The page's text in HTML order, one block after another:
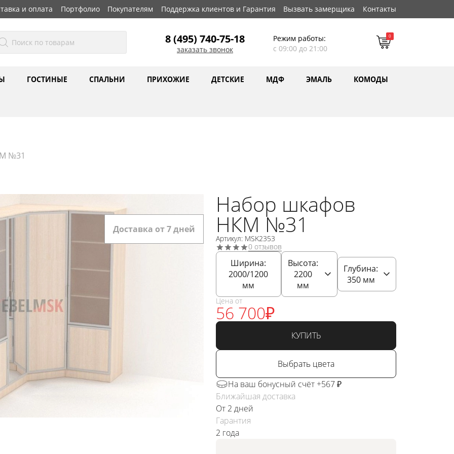
и оплата Портфолио Покупателям Поддержка клиентов и Гарантия Вызвать замерщика Контакты
8 (495) 740-75-18
заказать звонок
Режим работы:
с 09:00 до 21:00
0
ГОСТИНЫЕ СПАЛЬНИ ПРИХОЖИЕ ДЕТСКИЕ МДФ ЭМАЛЬ КОМОДЫ
№31
Доставка от 7 дней
Набор шкафов
НКМ №31
Артикул: MSK2353
0 отзывов
Ширина:
2000/1200
мм
Высота:
2200
мм
Глубина:
350мм
Цена от
56 700₽
КУПИТЬ
Выбрать цвета
На ваш бонусный счёт +567 ₽
Ближайшая доставка
От 2 дней
Гарантия
2 года